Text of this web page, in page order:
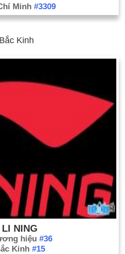
hòa bình và trật tự và yêu cầu cả
chính, một cái gì đó nó đã được
năm 22: Tướng Prayuth thông báo
quyền lực từ chính phủ lâm thời
Đây là cuộc đảo chính quân sự thứ
năm.
đàm phán, Mỹ và Taliban hoàn trao
Sgt. Bowe Bergdahl, người đã bị
Hoa Kỳ phát hành năm thành viên
thông báo một "chính phủ
Hamas. Các thỏa thuận hòa giải
biệt ở Gaza và Bờ Tây. Chính phủ
bởi chính quyền Palestine vừa Thủ
giữa hai phe phái chính trị riêng
Minh #3309
Kinh
LI NING
hiệu #36
Kinh #15